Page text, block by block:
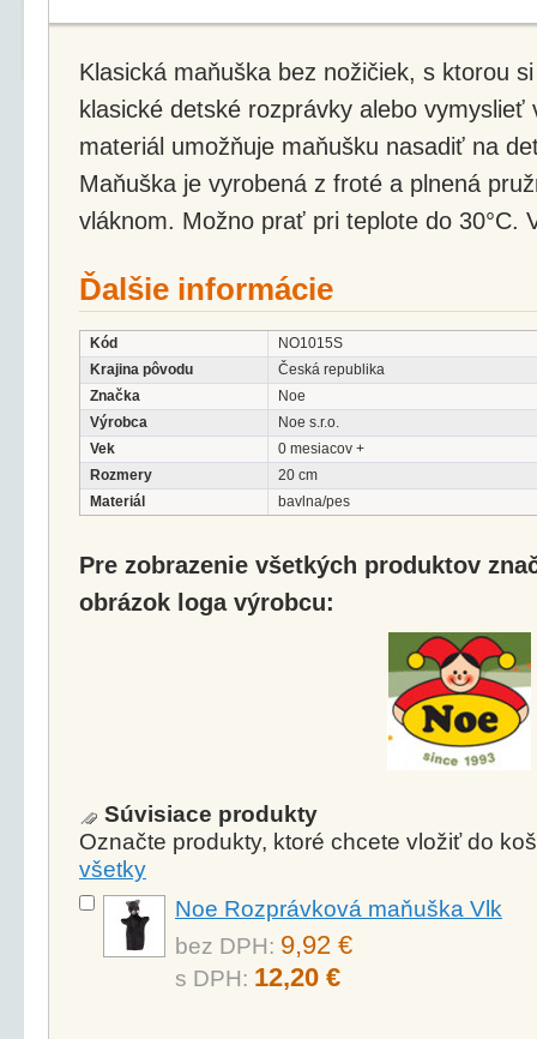
Klasická maňuška bez nožičiek, s ktorou
klasické detské rozprávky alebo vymyslieť
materiál umožňuje maňušku nasadiť na
Maňuška je vyrobená z froté a plnená
vláknom. Možno prať pri teplote do 30°C.
Ďalšie informácie
Kód
NO1015S
Krajina pôvodu
Česká republika
Značka
Noe
Výrobca
Noe s.r.o.
Vek
0 mesiacov +
Rozmery
20 cm
Materiál
bavlna/pes
Pre zobrazenie všetkých produktov
obrázok loga výrobcu:
Súvisiace produkty
Označte produkty, ktoré chcete vložiť do
všetky
Noe Rozprávková maňuška Vlk
bez DPH: 9,92 €
s DPH: 12,20 €